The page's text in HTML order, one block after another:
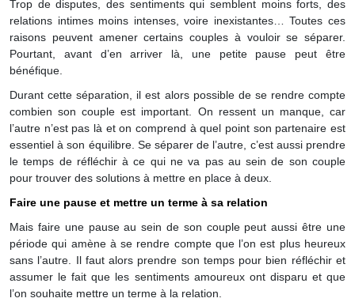
Trop de disputes, des sentiments qui semblent moins forts, des
relations intimes moins intenses, voire inexistantes… Toutes ces
raisons peuvent amener certains couples à vouloir se séparer.
Pourtant, avant d’en arriver là, une petite pause peut être
bénéfique.
Durant cette séparation, il est alors possible de se rendre compte
combien son couple est important. On ressent un manque, car
l’autre n’est pas là et on comprend à quel point son partenaire est
essentiel à son équilibre. Se séparer de l’autre, c’est aussi prendre
le temps de réfléchir à ce qui ne va pas au sein de son couple
pour trouver des solutions à mettre en place à deux.
Faire une pause et mettre un terme à sa relation
Mais faire une pause au sein de son couple peut aussi être une
période qui amène à se rendre compte que l’on est plus heureux
sans l’autre. Il faut alors prendre son temps pour bien réfléchir et
assumer le fait que les sentiments amoureux ont disparu et que
l’on souhaite mettre un terme à la relation.